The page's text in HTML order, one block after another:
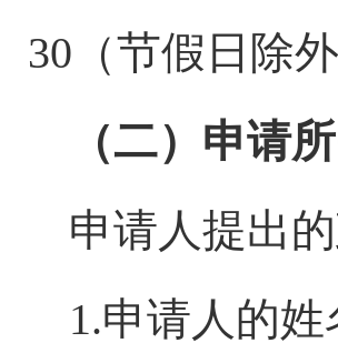
30（节假日除外
（二）申请
申请人提出
1.申请人的